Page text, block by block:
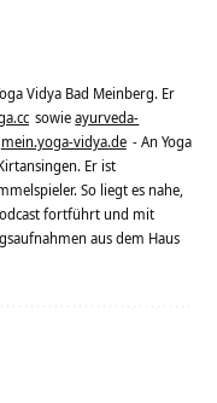
Vidya Bad Meinberg. Er
sowieayurveda-
mein.yoga-vidya.de - An Yoga
Er ist
So liegt es nahe,
fortführt und mit
aus dem Haus